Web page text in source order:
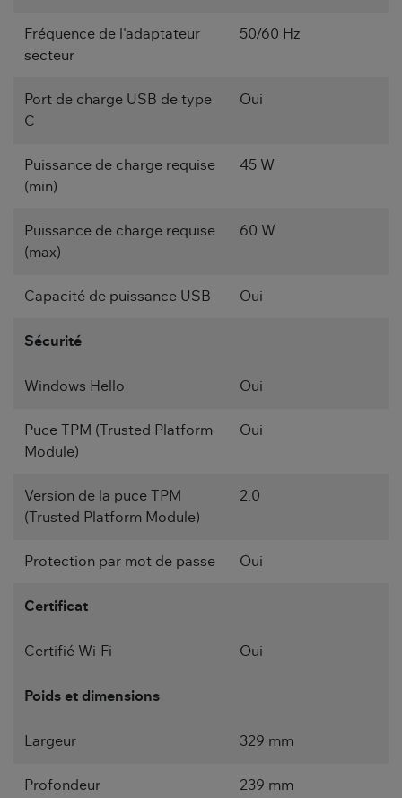
Fréquence de l'adaptateur
secteur
50/60 Hz
Port de charge USB de type
C
Oui
Puissance de charge requise
(min)
45 W
Puissance de charge requise
(max)
60 W
Capacité de puissance USB Oui
Sécurité
Windows Hello Oui
Puce TPM (Trusted Platform
Module)
Oui
Version de la puce TPM
(Trusted Platform Module)
2.0
Protection par mot de passe Oui
Certificat
Certifié Wi-Fi Oui
Poids et dimensions
Largeur 329 mm
Profondeur 239 mm